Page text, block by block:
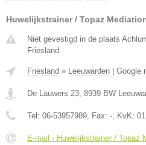
Huwelijkstrainer / Topaz
Niet gevestigd in de plaats
Friesland.
Friesland » Leeuwarden Google
De Lauwers 23, 8939 BW
Tel: 06-53957989, Fax: -, KvK:
E-mail › Huwelijkstrainer / Topaz